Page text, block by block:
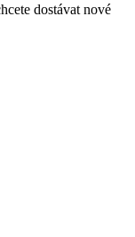
dostávat nové